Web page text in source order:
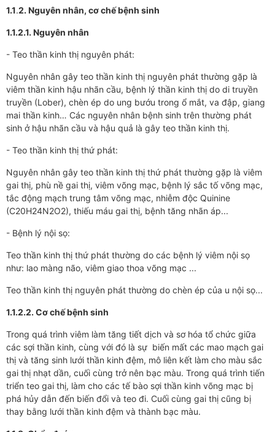
1.1.2. Nguyên nhân, cơ chế bệnh sinh
1.1.2.1. Nguyên nhân
- Teo thần kinh thị nguyên phát:
Nguyên nhân gây teo thần kinh thị nguyên phát thường gặp là
viêm thần kinh hậu nhãn cầu, bệnh lý thần kinh thị do di truyền
truyền (Lober), chèn ép do ung bướu trong ổ mắt, va đập, giang
mai thần kinh… Các nguyên nhân bệnh sinh trên thường phát
sinh ở hậu nhãn cầu và hậu quả là gây teo thần kinh thị.
- Teo thần kinh thị thứ phát:
Nguyên nhân gây teo thần kinh thị thứ phát thường gặp là viêm
gai thị, phù nề gai thị, viêm võng mạc, bệnh lý sắc tố võng mạc,
tắc động mạch trung tâm võng mạc, nhiễm độc Quinine
(C20H24N2O2), thiếu máu gai thị, bệnh tăng nhãn áp...
- Bệnh lý nội sọ:
Teo thần kinh thị thứ phát thường do các bệnh lý viêm nội sọ
như: lao màng não, viêm giao thoa võng mạc ...
Teo thần kinh thị nguyên phát thường do chèn ép của u nội sọ...
1.1.2.2. Cơ chế bệnh sinh
Trong quá trình viêm làm tăng tiết dịch và sơ hóa tổ chức giữa
các sợi thần kinh, cùng với đó là sự biến mất các mao mạch gai
thị và tăng sinh lưới thần kinh đệm, mô liên kết làm cho màu sắc
gai thị nhạt dần, cuối cùng trở nên bạc màu. Trong quá trình tiến
triển teo gai thị, làm cho các tế bào sợi thần kinh võng mạc bị
phá hủy dẫn đến biến đổi và teo đi. Cuối cùng gai thị cũng bị
thay bằng lưới thần kinh đệm và thành bạc màu.